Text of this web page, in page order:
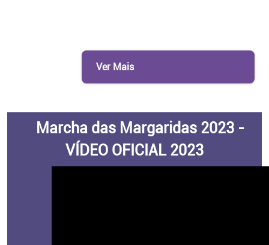
Ver Mais
Marcha das Margaridas 2023 -
VÍDEO OFICIAL 2023